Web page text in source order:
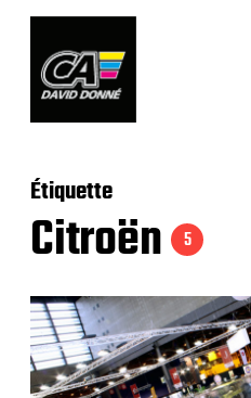
Étiquette
Citroën 5